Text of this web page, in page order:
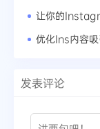
让你的
优化Ins内容
发表评论